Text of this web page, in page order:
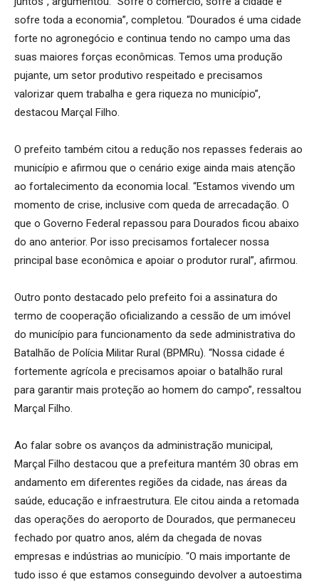
sofre toda a economia”, completou. “Dourados é uma cidade
forte no agronegócio e continua tendo no campo uma das
suas maiores forças econômicas. Temos uma produção
pujante, um setor produtivo respeitado e precisamos
valorizar quem trabalha e gera riqueza no município”,
destacou Marçal Filho.
O prefeito também citou a redução nos repasses federais ao
município e afirmou que o cenário exige ainda mais atenção
ao fortalecimento da economia local. “Estamos vivendo um
momento de crise, inclusive com queda de arrecadação. O
que o Governo Federal repassou para Dourados ficou abaixo
do ano anterior. Por isso precisamos fortalecer nossa
principal base econômica e apoiar o produtor rural”, afirmou.
Outro ponto destacado pelo prefeito foi a assinatura do
termo de cooperação oficializando a cessão de um imóvel
do município para funcionamento da sede administrativa do
Batalhão de Polícia Militar Rural (BPMRu). “Nossa cidade é
fortemente agrícola e precisamos apoiar o batalhão rural
para garantir mais proteção ao homem do campo”, ressaltou
Marçal Filho.
Ao falar sobre os avanços da administração municipal,
Marçal Filho destacou que a prefeitura mantém 30 obras em
andamento em diferentes regiões da cidade, nas áreas da
saúde, educação e infraestrutura. Ele citou ainda a retomada
das operações do aeroporto de Dourados, que permaneceu
fechado por quatro anos, além da chegada de novas
empresas e indústrias ao município. “O mais importante de
tudo isso é que estamos conseguindo devolver a autoestima